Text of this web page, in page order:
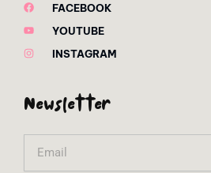
FACEBOOK
YOUTUBE
INSTAGRAM
Newsletter